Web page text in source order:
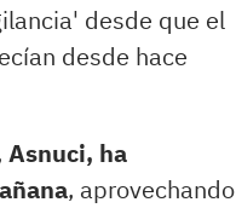
desde que el
desde hace
Asnuci, ha
, aprovechando